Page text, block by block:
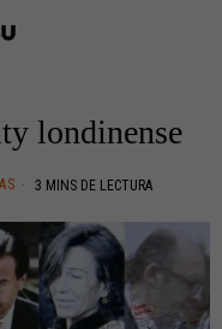
londinense
3 MINS DE LECTURA